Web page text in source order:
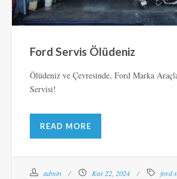
Ford Servis Ölüdeniz
Ölüdeniz ve Çevresinde, Ford Marka
Servisi!
READ MORE
admin Kas 22, 2024
ford